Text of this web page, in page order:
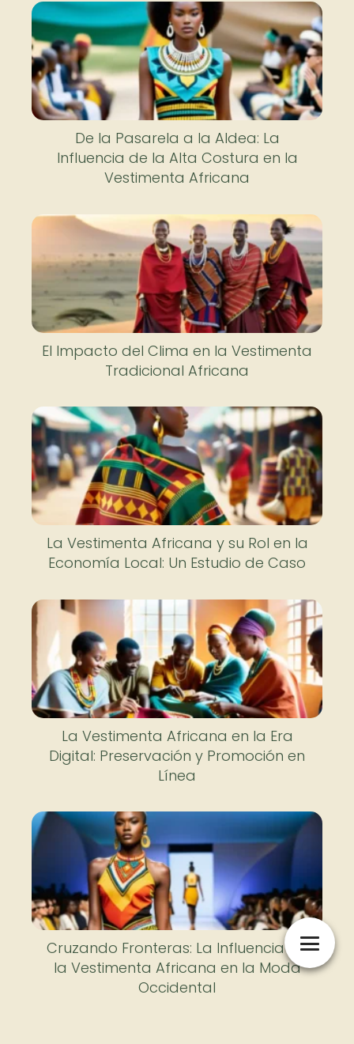
De la Pasarela a la Aldea: La
Influencia de la Alta Costura en la
Vestimenta Africana
El Impacto del Clima en la Vestimenta
Tradicional Africana
La Vestimenta Africana y su Rol en la
Economía Local: Un Estudio de Caso
La Vestimenta Africana en la Era
Digital: Preservación y Promoción en
Línea
Cruzando Fronteras: La Influencia de
la Vestimenta Africana en la Moda
Occidental